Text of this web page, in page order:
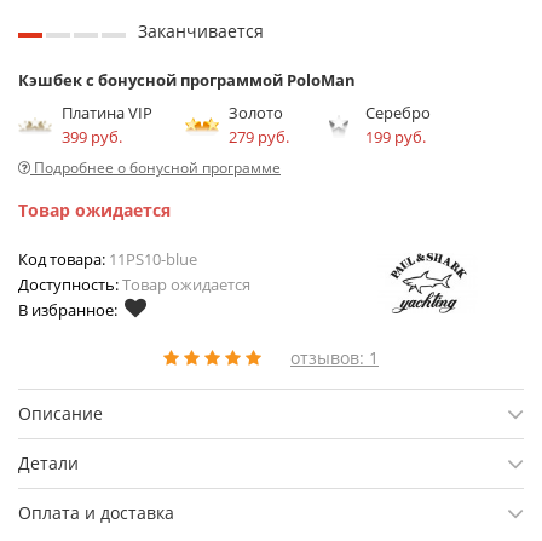
Заканчивается
Кэшбек с бонусной программой PoloMan
Платина VIP
399 руб.
Золото
279 руб.
Серебро
199 руб.
Подробнее о бонусной программе
Товар ожидается
Код товара: 11PS10-blue
Доступность:Товар ожидается
В избранное:
отзывов: 1
Описание
Детали
Оплата и доставка